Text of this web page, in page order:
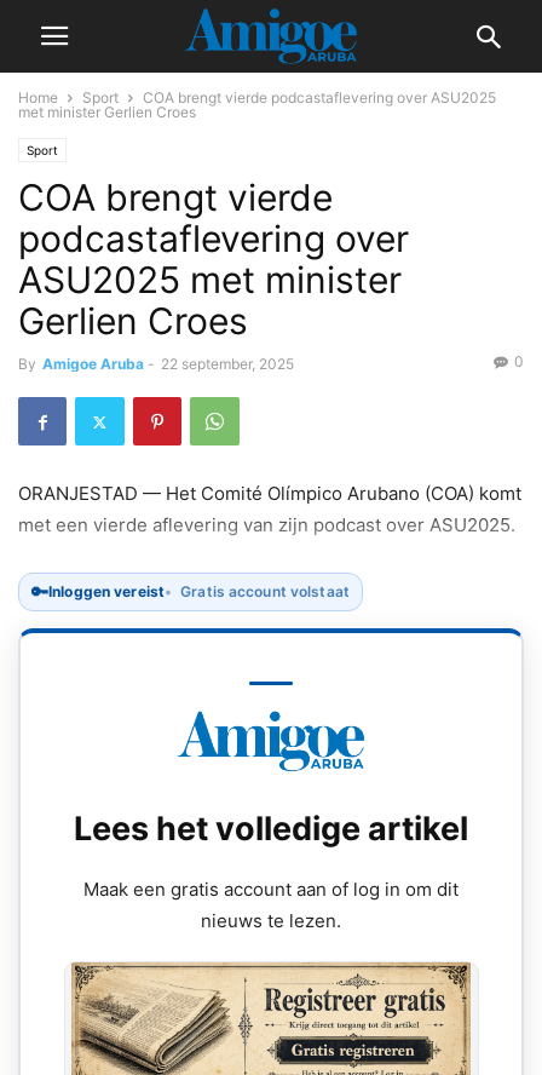
Home Sport
COA brengt vierde podcastaflevering over ASU2025
met minister Gerlien Croes
Sport
COA brengt vierde
podcastaflevering over
ASU2025 met minister
Gerlien Croes
By Amigoe Aruba - 22 september, 2025 0
ORANJESTAD — Het Comité Olímpico Arubano (COA) komt
met een vierde aflevering van zijn podcast over ASU2025.
🔑Inloggen vereist Gratis account volstaat
Lees het volledige artikel
Maak een gratis account aan of log in om dit
nieuws te lezen.